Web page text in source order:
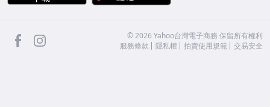
facebook ©2026 Yahoo台灣電子商務 保留所有權利
服務條款
隱私權 拍賣使用規範 交易安全